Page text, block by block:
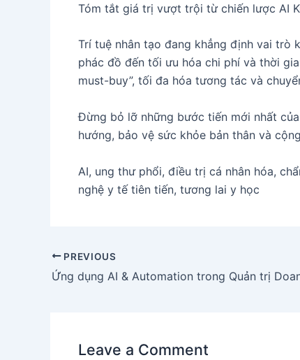
Tóm tắt giá trị vượt trội từ chiến lược AI
Trí tuệ nhân tạo đang khẳng định vai trò
phác đồ đến tối ưu hóa chi phí và thời
must-buy”, tối đa hóa tương tác và
Đừng bỏ lỡ những bước tiến mới nhất
hướng, bảo vệ sức khỏe bản thân và
AI, ung thư phổi, điều trị cá nhân hóa,
nghệ y tế tiên tiến, tương lai y học
PREVIOUS
Leave a Comment